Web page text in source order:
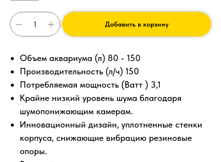
Добавить в корзину
Объем аквариума (л) 80 - 150
Производительность (л/ч) 150
Потребляемая мощность (Ватт ) 3,1
Крайне низкий уровень шума благодаря
шумопонижающим камерам.
Инновационный дизайн, уплотненные стенки
корпуса, снижающие вибрацию резиновые
опоры.